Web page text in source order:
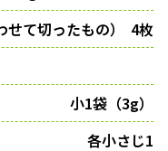
せて切ったもの）
4枚
小1袋（3g）
各小さじ1